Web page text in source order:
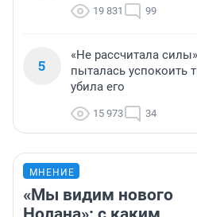
19 831 99
5
«Не рассчитала
пыталась успокоить
убила его
15 973 34
МНЕНИЕ
«Мы видим нового